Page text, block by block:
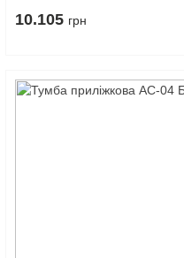
10.105 грн